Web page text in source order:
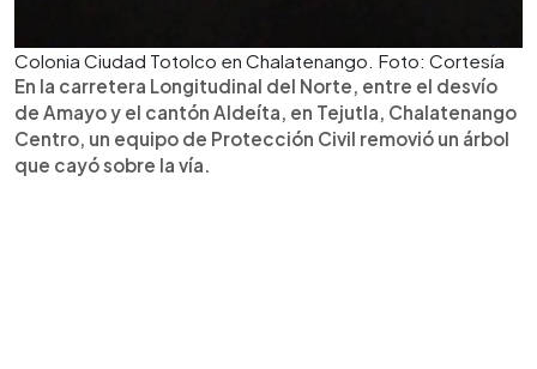
Colonia Ciudad Totolco en Chalatenango. Foto: Cortesía
En la carretera Longitudinal del Norte, entre el desvío
de Amayo y el cantón Aldeíta, en Tejutla, Chalatenango
Centro, un equipo de Protección Civil removió un árbol
que cayó sobre la vía.